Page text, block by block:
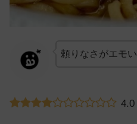
頼りなさがエモい
4.0